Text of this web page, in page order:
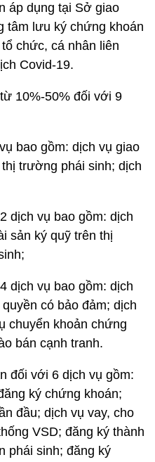
áp dụng tại Sở giao
tâm lưu ký chứng khoán
chức, cá nhân liên
Covid-19.
10%-50% đối với 9
bao gồm: dịch vụ giao
trường phái sinh; dịch
dịch vụ bao gồm: dịch
sản ký quỹ trên thị
dịch vụ bao gồm: dịch
có bảo đảm; dịch
chuyển khoản chứng
bán cạnh tranh.
đối với 6 dịch vụ gồm:
ký chứng khoán;
đầu; dịch vụ vay, cho
VSD; đăng ký thành
phái sinh; đăng ký